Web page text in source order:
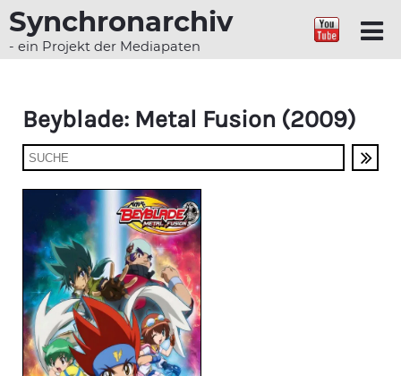
Synchronarchiv
- ein Projekt der Mediapaten
Beyblade: Metal Fusion (2009)